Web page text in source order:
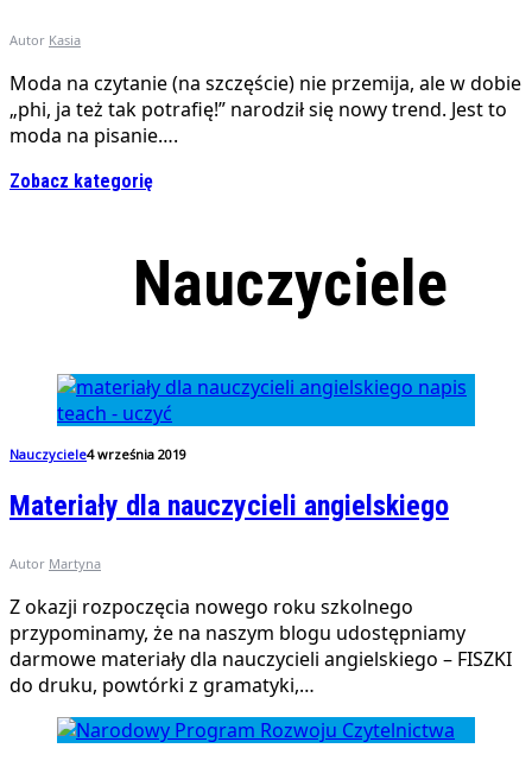
Autor Kasia
Moda na czytanie (na szczęście) nie przemija, ale w dobie
„phi, ja też tak potrafię!” narodził się nowy trend. Jest to
moda na pisanie….
Zobacz kategorię
Nauczyciele
Nauczyciele4 września 2019
Materiały dla nauczycieli angielskiego
Autor Martyna
Z okazji rozpoczęcia nowego roku szkolnego
przypominamy, że na naszym blogu udostępniamy
darmowe materiały dla nauczycieli angielskiego – FISZKI
do druku, powtórki z gramatyki,…